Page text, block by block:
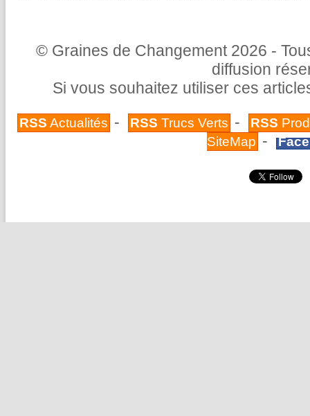
© Graines de Changement 2026 -
diffusion
Si vous souhaitez utiliser ces
RSS Actualités - RSS Trucs Verts - RSS
SiteMap -